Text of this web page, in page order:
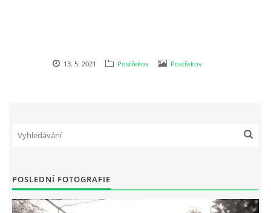
13. 5. 2021 Postřekov Postřekov
POSLEDNÍ FOTOGRAFIE